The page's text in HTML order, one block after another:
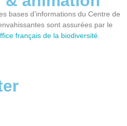
bases d’informations du Centre de
sont assurées par le
français de la biodiversité